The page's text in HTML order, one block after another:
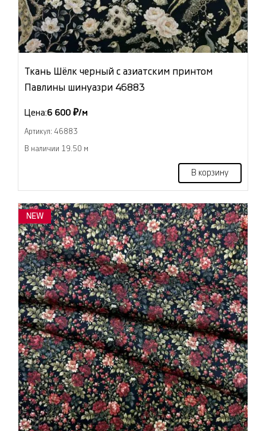
Ткань Шёлк черный с азиатским принтом
Павлины шинуазри 46883
Цена:6 600 ₽/м
Артикул: 46883
В наличии 19.50 м
В корзину
NEW